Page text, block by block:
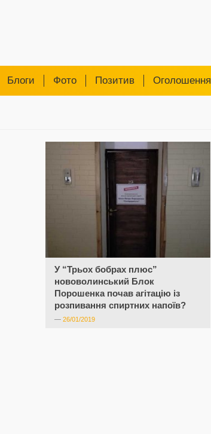
Блоги Фото Позитив Оголошення
У “Трьох бобрах плюс”
нововолинський Блок
Порошенка почав агітацію із
розпивання спиртних напоїв?
— 26/01/2019